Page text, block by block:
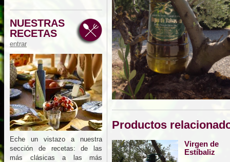
NUESTRAS
RECETAS
entrar
Eche un vistazo a nuestra
sección de recetas: de las
más clásicas a las más
Productos
Virgen de
Estíbaliz